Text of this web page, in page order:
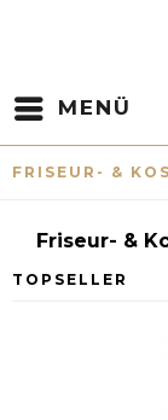
MENÜ
FRISEUR- &
Friseur- &
TOPSELLER